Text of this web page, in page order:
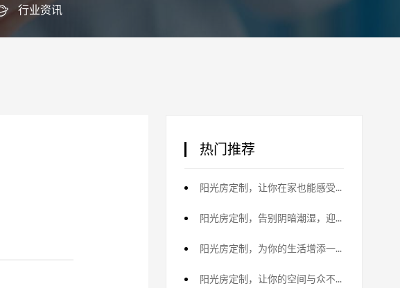
行业资讯
热门推荐
阳光房定制，让你在家也能感受大自然
阳光房定制，告别阴暗潮湿，迎接明媚未来
阳光房定制，为你的生活增添一缕阳光
阳光房定制，让你的空间与众不同